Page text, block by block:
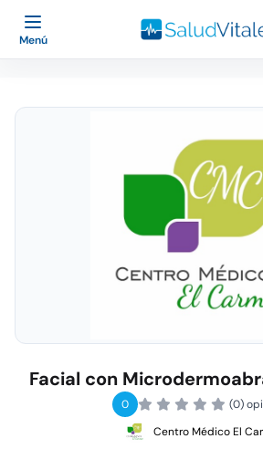
Menú
Facial con
0
(0)
Centro Médico El